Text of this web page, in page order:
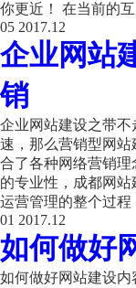
你更近！ 在当前的互
05 2017.12
企业网站
销
企业网站建设之带
速，那么营销型网
合了各种网络营销
的专业性，成都网
运营管理的整个过程
01 2017.12
如何做好
如何做好网站建设